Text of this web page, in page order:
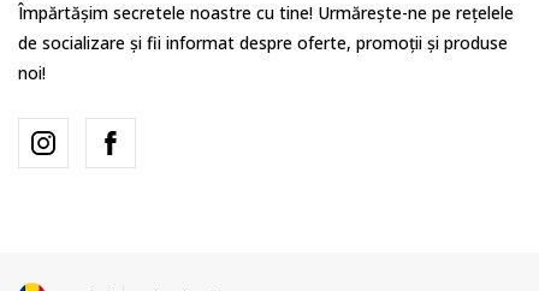
Împărtășim secretele noastre cu tine! Urmărește-ne pe rețelele
de socializare și fii informat despre oferte, promoții și produse
noi!